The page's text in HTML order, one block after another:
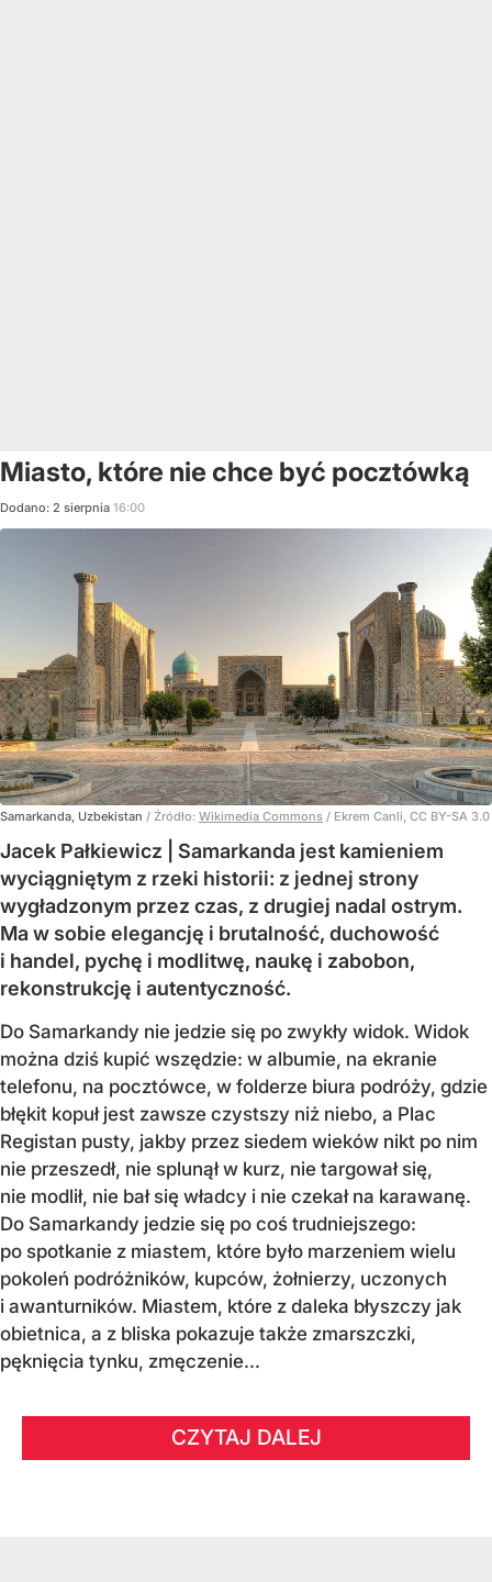
Miasto, które nie chce być pocztówką
Dodano: 2 sierpnia 16:00
Samarkanda, Uzbekistan / Źródło: Wikimedia Commons / Ekrem Canli, CC BY-SA 3.0
Jacek Pałkiewicz | Samarkanda jest kamieniem
wyciągniętym z rzeki historii: z jednej strony
wygładzonym przez czas, z drugiej nadal ostrym.
Ma w sobie elegancję i brutalność, duchowość
i handel, pychę i modlitwę, naukę i zabobon,
rekonstrukcję i autentyczność.
Do Samarkandy nie jedzie się po zwykły widok. Widok
można dziś kupić wszędzie: w albumie, na ekranie
telefonu, na pocztówce, w folderze biura podróży, gdzie
błękit kopuł jest zawsze czystszy niż niebo, a Plac
Registan pusty, jakby przez siedem wieków nikt po nim
nie przeszedł, nie splunął w kurz, nie targował się,
nie modlił, nie bał się władcy i nie czekał na karawanę.
Do Samarkandy jedzie się po coś trudniejszego:
po spotkanie z miastem, które było marzeniem wielu
pokoleń podróżników, kupców, żołnierzy, uczonych
i awanturników. Miastem, które z daleka błyszczy jak
obietnica, a z bliska pokazuje także zmarszczki,
pęknięcia tynku, zmęczenie...
CZYTAJ DALEJ